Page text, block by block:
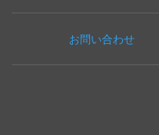
お問い合わせ